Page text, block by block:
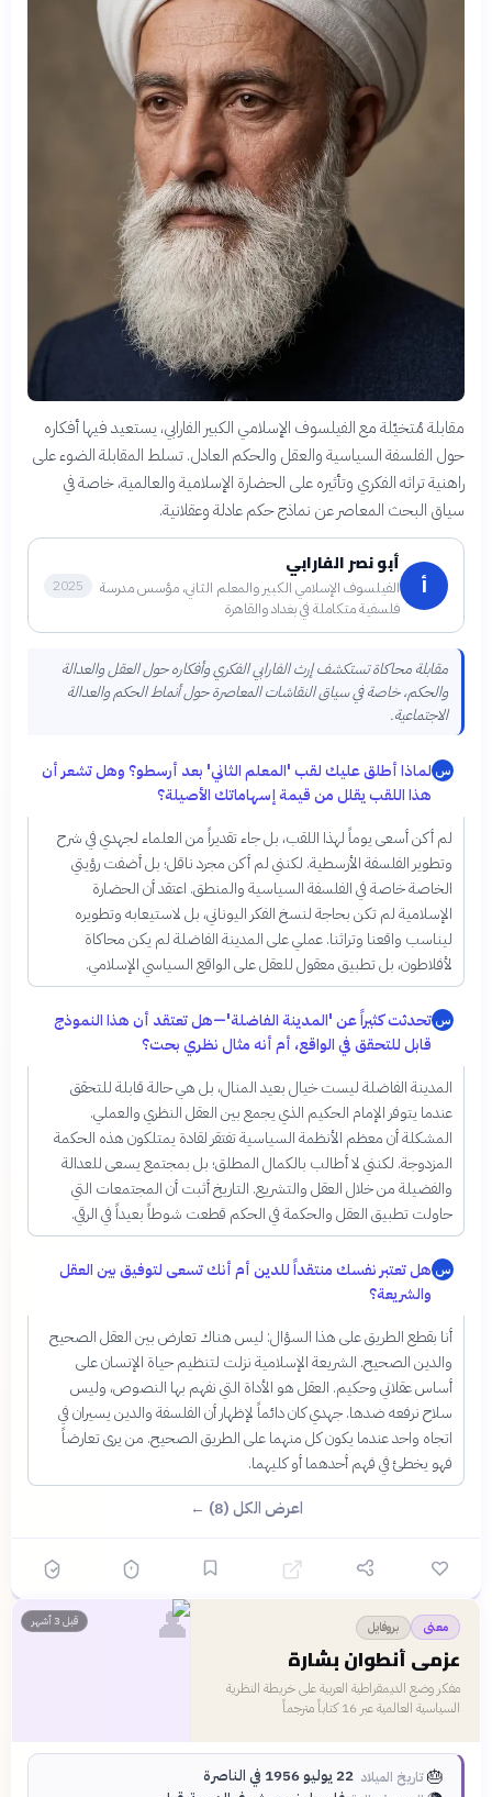
مقابلة مُتخيّلة مع الفيلسوف الإسلامي الكبير الفارابي، يستعيد فيها أفكاره
حول الفلسفة السياسية والعقل والحكم العادل. تسلط المقابلة الضوء على
راهنية تراثه الفكري وتأثيره على الحضارة الإسلامية والعالمية، خاصة في
سياق البحث المعاصر عن نماذج حكم عادلة وعقلانية.
أ
أبو نصر الفارابي
الفيلسوف الإسلامي الكبير والمعلم الثاني، مؤسس مدرسة
فلسفية متكاملة في بغداد والقاهرة
2025
مقابلة محاكاة تستكشف إرث الفارابي الفكري وأفكاره حول العقل والعدالة
والحكم، خاصة في سياق النقاشات المعاصرة حول أنماط الحكم والعدالة
الاجتماعية.
س لماذا أطلق عليك لقب 'المعلم الثاني' بعد أرسطو؟ وهل تشعر أن
هذا اللقب يقلل من قيمة إسهاماتك الأصيلة؟
لم أكن أسعى يوماً لهذا اللقب، بل جاء تقديراً من العلماء لجهدي في شرح
وتطوير الفلسفة الأرسطية. لكنني لم أكن مجرد ناقل؛ بل أضفت رؤيتي
الخاصة خاصة في الفلسفة السياسية والمنطق. اعتقد أن الحضارة
الإسلامية لم تكن بحاجة لنسخ الفكر اليوناني، بل لاستيعابه وتطويره
ليناسب واقعنا وتراثنا. عملي على المدينة الفاضلة لم يكن محاكاة
لأفلاطون، بل تطبيق معقول للعقل على الواقع السياسي الإسلامي.
س تحدثت كثيراً عن 'المدينة الفاضلة'—هل تعتقد أن هذا النموذج
قابل للتحقق في الواقع، أم أنه مثال نظري بحت؟
المدينة الفاضلة ليست خيال بعيد المنال، بل هي حالة قابلة للتحقق
عندما يتوفر الإمام الحكيم الذي يجمع بين العقل النظري والعملي.
المشكلة أن معظم الأنظمة السياسية تفتقر لقادة يمتلكون هذه الحكمة
المزدوجة. لكنني لا أطالب بالكمال المطلق؛ بل بمجتمع يسعى للعدالة
والفضيلة من خلال العقل والتشريع. التاريخ أثبت أن المجتمعات التي
حاولت تطبيق العقل والحكمة في الحكم قطعت شوطاً بعيداً في الرقي.
س هل تعتبر نفسك منتقداً للدين أم أنك تسعى لتوفيق بين العقل
والشريعة؟
أنا بقطع الطريق على هذا السؤال: ليس هناك تعارض بين العقل الصحيح
والدين الصحيح. الشريعة الإسلامية نزلت لتنظيم حياة الإنسان على
أساس عقلاني وحكيم. العقل هو الأداة التي نفهم بها النصوص، وليس
سلاح نرفعه ضدها. جهدي كان دائماً لإظهار أن الفلسفة والدين يسيران في
اتجاه واحد عندما يكون كل منهما على الطريق الصحيح. من يرى تعارضاً
فهو يخطئ في فهم أحدهما أو كليهما.
اعرض الكل (8) ←
معنى بروفايل
عزمي أنطوان بشارة
مفكر وضع الديمقراطية العربية على خريطة النظرية
السياسية العالمية عبر 16 كتاباً مترجماً
قبل 3 أشهر 👤
🎂تاريخ الميلاد 22 يوليو 1956 في الناصرة